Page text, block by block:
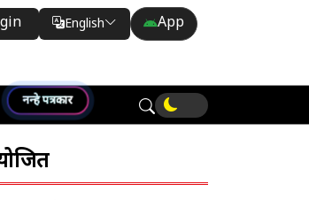
English
Translate
App
नन्हे पत्रकार